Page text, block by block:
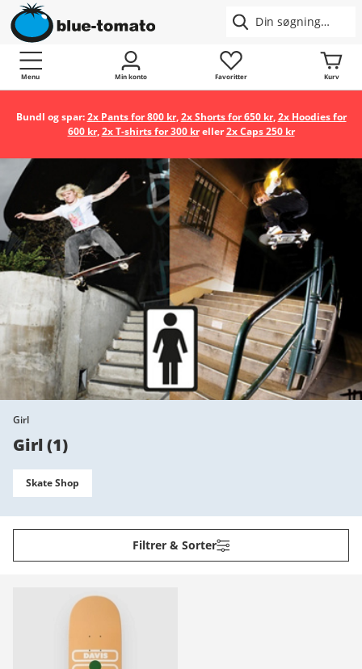
Menu Min konto Favoritter Kurv
Bundl og spar:2x Pants for 800 kr,2x Shorts for 650 kr,2x Hoodies for
600 kr,2x T-shirts for 300 kreller2x Caps 250 kr
Girl
Girl(1)
Skate Shop
Filtrer & Sorter